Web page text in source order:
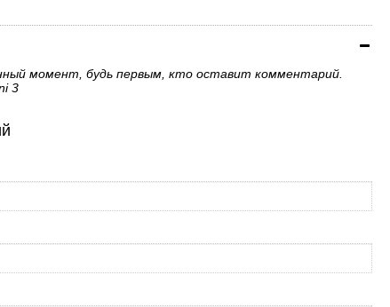
момент, будь первым, кто оставит комментарий.
3